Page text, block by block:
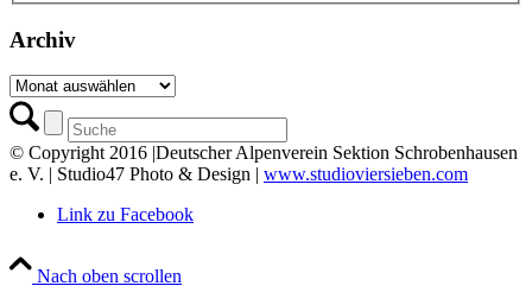
Archiv
Archiv
© Copyright 2016 |Deutscher Alpenverein Sektion Schrobenhausen
e. V. | Studio47 Photo & Design | www.studioviersieben.com
Link zu Facebook
Nach oben scrollen